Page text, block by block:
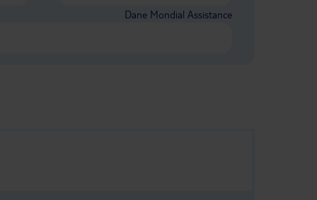
Dane Mondial Assistance